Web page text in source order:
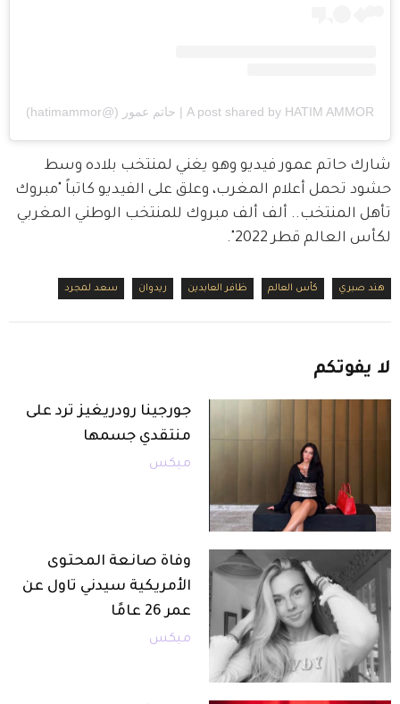
A post shared by HATIM AMMOR | حاتم عمور (@hatimammor)
شارك حاتم عمور فيديو وهو يغني لمنتخب بلاده وسط
حشود تحمل أعلام المغرب، وعلق على الفيديو كاتباً "مبروك
تأهل المنتخب.. ألف ألف مبروك للمنتخب الوطني المغربي
لكأس العالم قطر 2022".
هند صبري كأس العالم ظافر العابدين ريدوان سعد لمجرد
لا يفوتكم
جورجينا رودريغيز ترد على
منتقدي جسمها
ميكس
وفاة صانعة المحتوى
الأمريكية سيدني تاول عن
عمر 26 عامًا
ميكس